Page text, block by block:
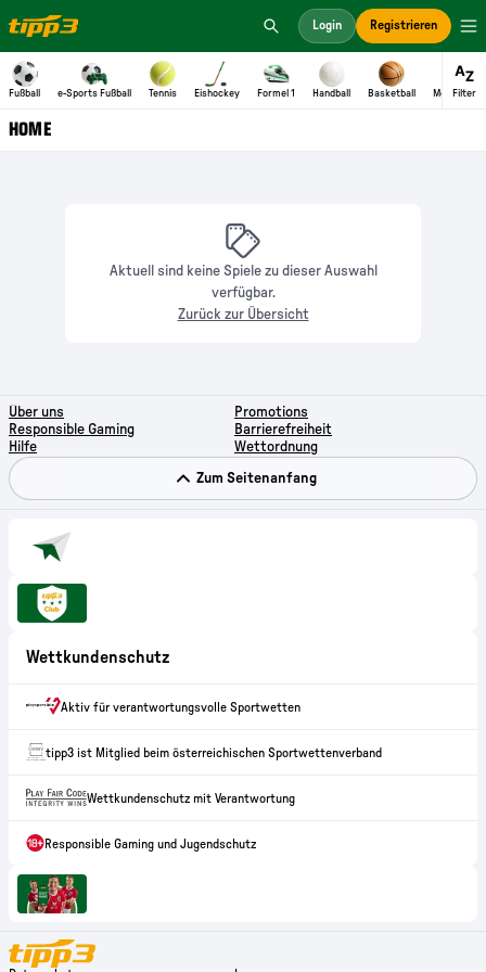
Aktuell sind keine Spiele zu dieser Auswahl
verfügbar.
Zurück zur Übersicht